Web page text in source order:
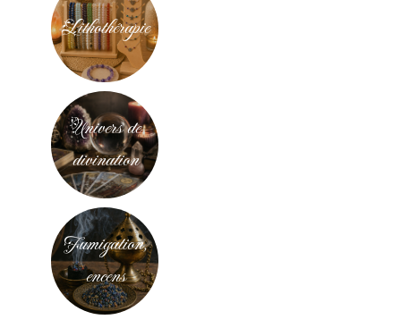
Lithothérapie
Univers de
divination
Fumigation,
encens